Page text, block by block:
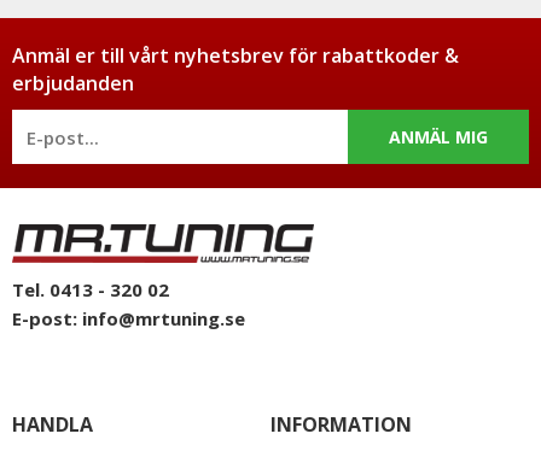
Anmäl er till vårt nyhetsbrev för rabattkoder &
erbjudanden
ANMÄL MIG
Tel. 0413 - 320 02
E-post: info@mrtuning.se
HANDLA INFORMATION